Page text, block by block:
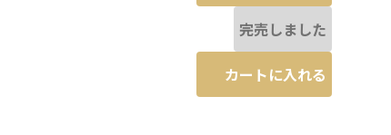
完売しました
カートに入れる